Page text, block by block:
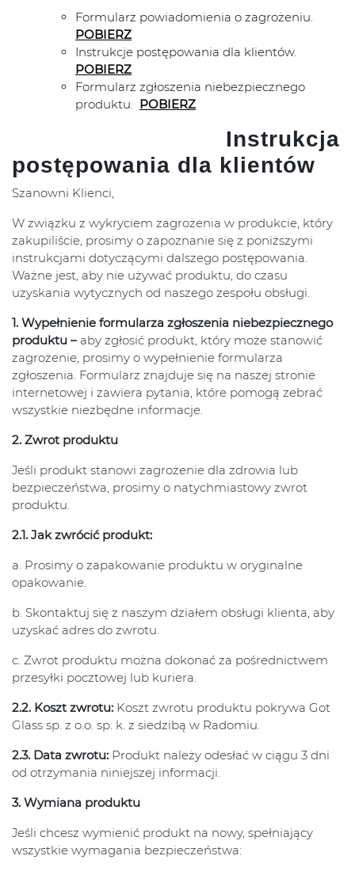
Formularz powiadomienia o zagrożeniu.
POBIERZ
Instrukcje postępowania dla klientów.
POBIERZ
Formularz zgłoszenia niebezpiecznego
produktu. POBIERZ
Instrukcja
postępowania dla klientów
Szanowni Klienci,
W związku z wykryciem zagrożenia w produkcie, który
zakupiliście, prosimy o zapoznanie się z poniższymi
instrukcjami dotyczącymi dalszego postępowania.
Ważne jest, aby nie używać produktu, do czasu
uzyskania wytycznych od naszego zespołu obsługi.
1. Wypełnienie formularza zgłoszenia niebezpiecznego
produktu – aby zgłosić produkt, który może stanowić
zagrożenie, prosimy o wypełnienie formularza
zgłoszenia. Formularz znajduje się na naszej stronie
internetowej i zawiera pytania, które pomogą zebrać
wszystkie niezbędne informacje.
2. Zwrot produktu
Jeśli produkt stanowi zagrożenie dla zdrowia lub
bezpieczeństwa, prosimy o natychmiastowy zwrot
produktu.
2.1. Jak zwrócić produkt:
a. Prosimy o zapakowanie produktu w oryginalne
opakowanie.
b. Skontaktuj się z naszym działem obsługi klienta, aby
uzyskać adres do zwrotu.
c. Zwrot produktu można dokonać za pośrednictwem
przesyłki pocztowej lub kuriera.
2.2. Koszt zwrotu: Koszt zwrotu produktu pokrywa Got
Glass sp. z o.o. sp. k. z siedzibą w Radomiu.
2.3. Data zwrotu: Produkt należy odesłać w ciągu 3 dni
od otrzymania niniejszej informacji.
3. Wymiana produktu
Jeśli chcesz wymienić produkt na nowy, spełniający
wszystkie wymagania bezpieczeństwa: